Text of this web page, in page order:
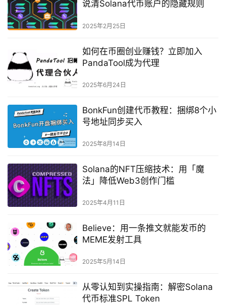
说清Solana代币账户的隐藏规则
2025年2月25日
如何在币圈创业赚钱？立即加入
PandaTool成为代理
2025年6月24日
BonkFun创建代币教程：捆绑8个小
号地址同步买入
2025年8月14日
Solana的NFT压缩技术：用「魔
法」降低Web3创作门槛
2025年4月11日
Believe：用一条推文就能发币的
MEME发射工具
2025年5月14日
从零认知到实操指南：解密Solana
代币标准SPL Token